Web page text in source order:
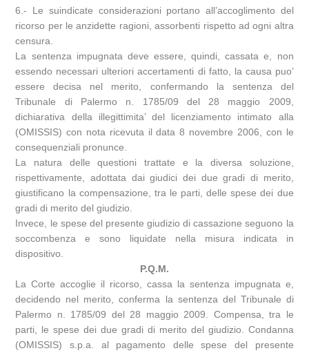
6.- Le suindicate considerazioni portano all’accoglimento del
ricorso per le anzidette ragioni, assorbenti rispetto ad ogni altra
censura.
La sentenza impugnata deve essere, quindi, cassata e, non
essendo necessari ulteriori accertamenti di fatto, la causa puo’
essere decisa nel merito, confermando la sentenza del
Tribunale di Palermo n. 1785/09 del 28 maggio 2009,
dichiarativa della illegittimita’ del licenziamento intimato alla
(OMISSIS) con nota ricevuta il data 8 novembre 2006, con le
consequenziali pronunce.
La natura delle questioni trattate e la diversa soluzione,
rispettivamente, adottata dai giudici dei due gradi di merito,
giustificano la compensazione, tra le parti, delle spese dei due
gradi di merito del giudizio.
Invece, le spese del presente giudizio di cassazione seguono la
soccombenza e sono liquidate nella misura indicata in
dispositivo.
P.Q.M.
La Corte accoglie il ricorso, cassa la sentenza impugnata e,
decidendo nel merito, conferma la sentenza del Tribunale di
Palermo n. 1785/09 del 28 maggio 2009. Compensa, tra le
parti, le spese dei due gradi di merito del giudizio. Condanna
(OMISSIS) s.p.a. al pagamento delle spese del presente